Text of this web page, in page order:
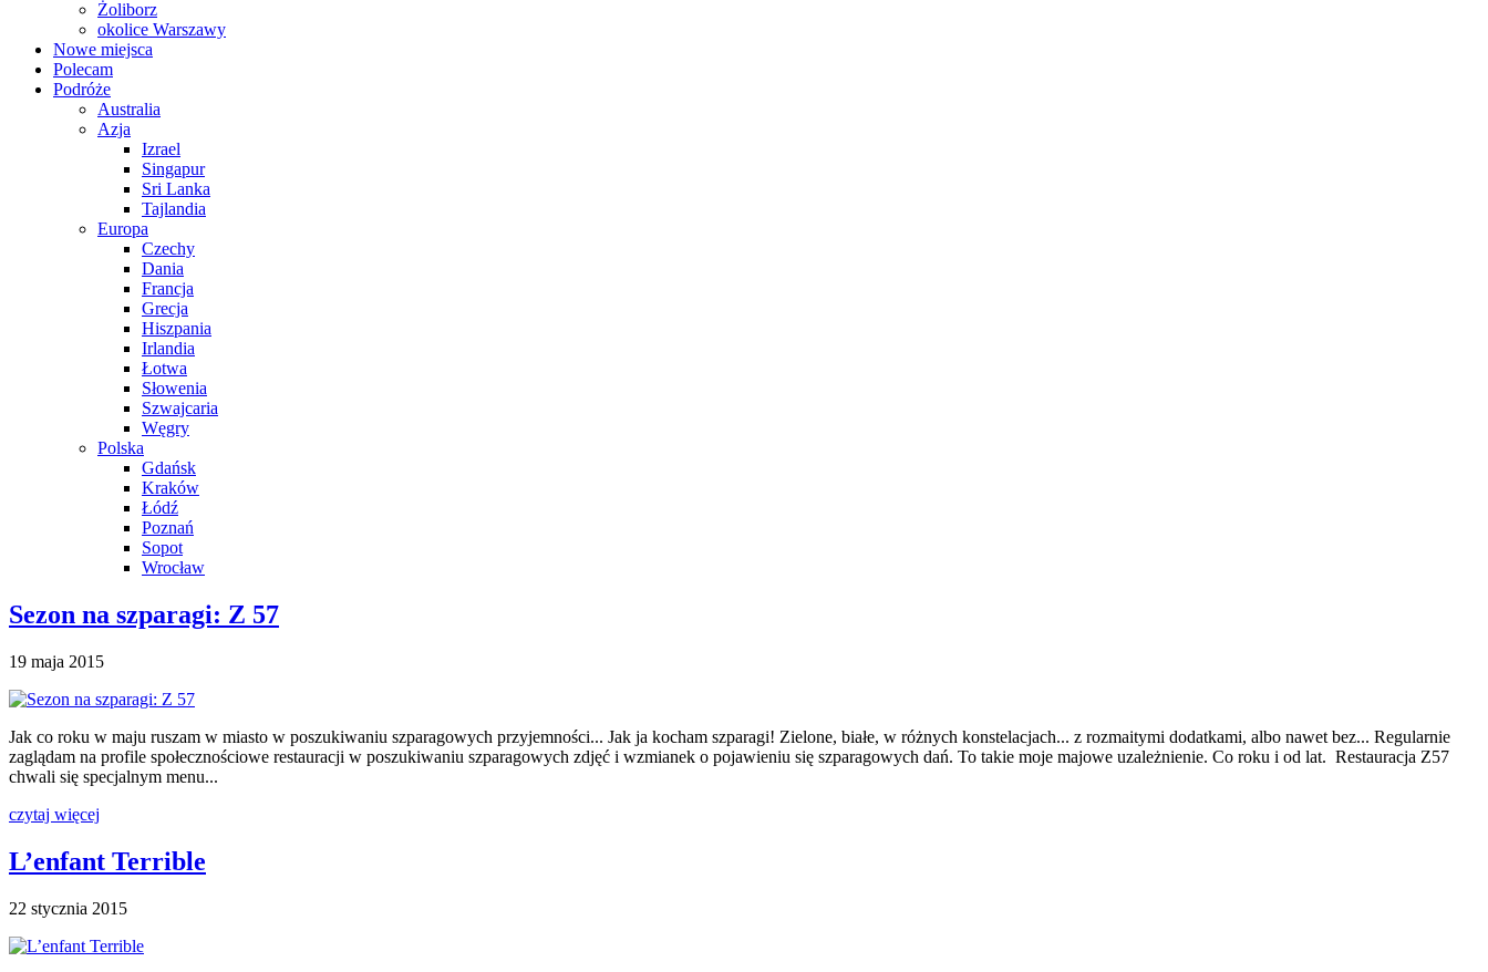
Żoliborz
okolice Warszawy
Nowe miejsca
Polecam
Podróże
Australia
Azja
Izrael
Singapur
Sri Lanka
Tajlandia
Europa
Czechy
Dania
Francja
Grecja
Hiszpania
Irlandia
Łotwa
Słowenia
Szwajcaria
Węgry
Polska
Gdańsk
Kraków
Łódź
Poznań
Sopot
Wrocław
Sezon na szparagi: Z 57
19 maja 2015
Jak co roku w maju ruszam w miasto w poszukiwaniu szparagowych przyjemności... Jak ja kocham szparagi! Zielone, białe, w różnych konstelacjach... z rozmaitymi dodatkami, albo nawet bez... Regularnie
zaglądam na profile społecznościowe restauracji w poszukiwaniu szparagowych zdjęć i wzmianek o pojawieniu się szparagowych dań. To takie moje majowe uzależnienie. Co roku i od lat. Restauracja Z57
chwali się specjalnym menu...
czytaj więcej
L’enfant Terrible
22 stycznia 2015